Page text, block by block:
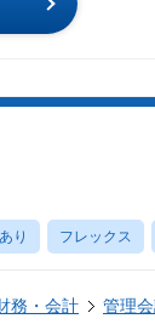
り フレックス
務・会計 管理